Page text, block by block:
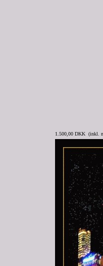
1.500,00 DKK (inkl.